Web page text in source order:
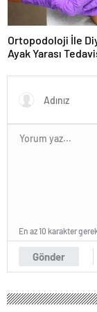
Ortopodoloji İle
Ayak Yarası
Gönder
En az 10 karakter